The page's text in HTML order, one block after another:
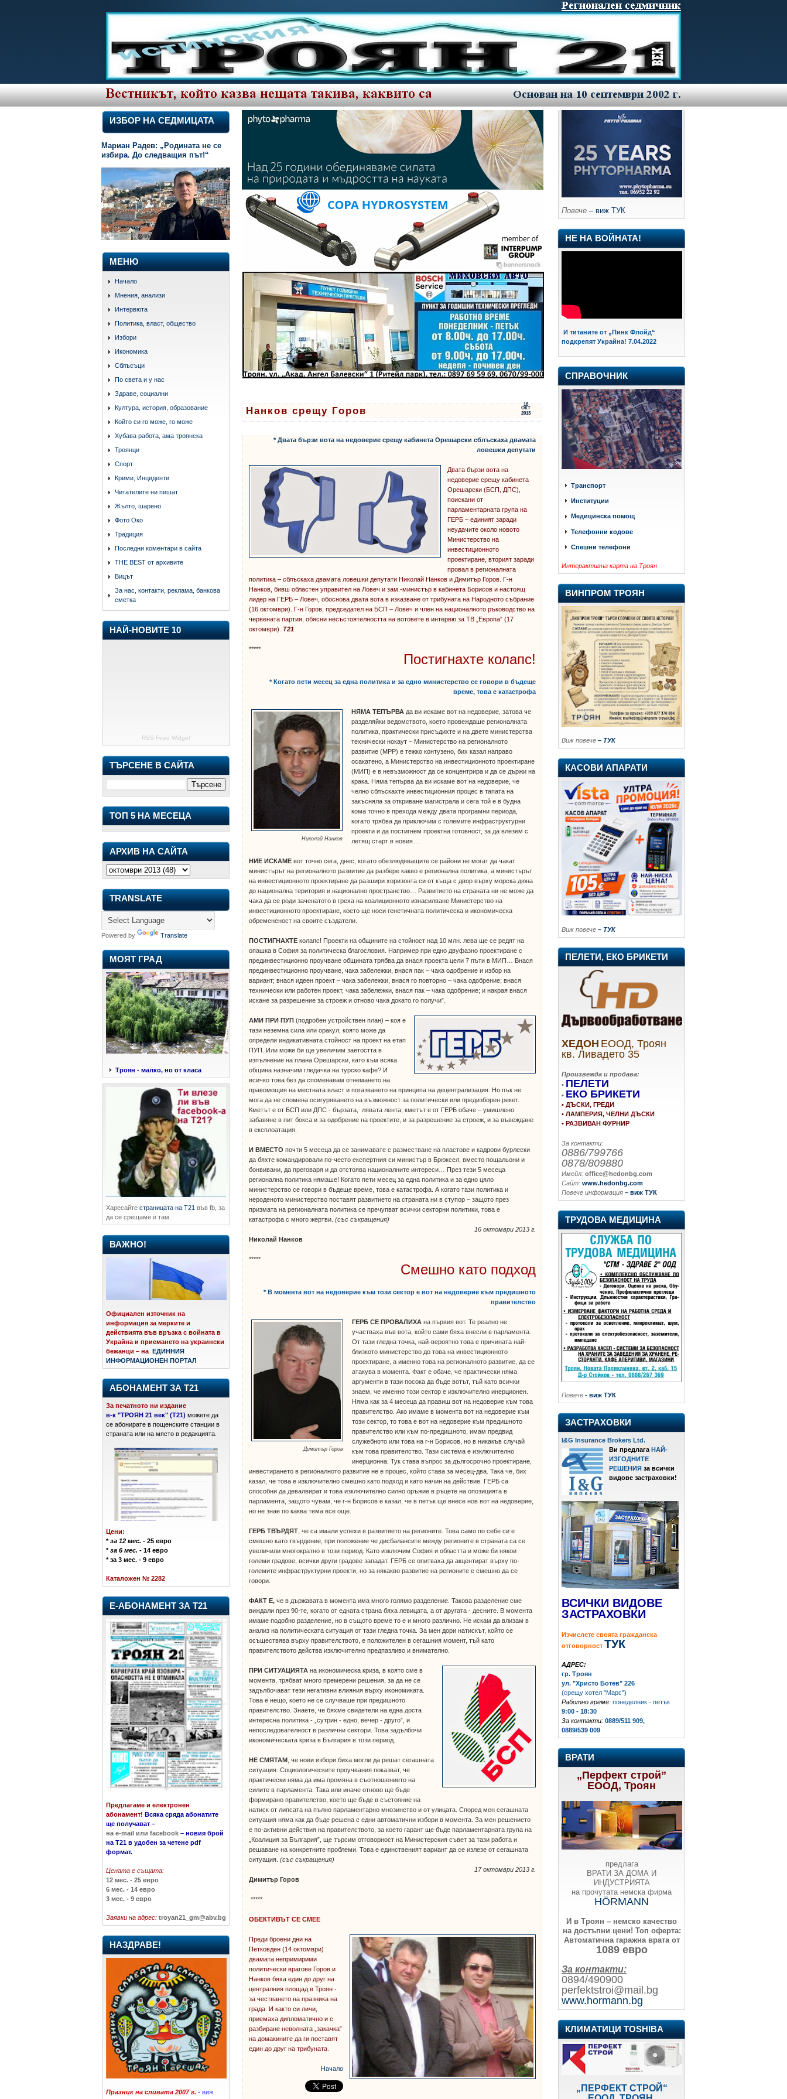
ИЗБОР НА СЕДМИЦАТА
Мариан Радев: „Родината не се
избира. До следващия път!“
МЕНЮ
Начало
Мнения, анализи
Интервюта
Политика, власт, общество
Избори
Икономика
Сблъсъци
По света и у нас
Здраве, социални
Култура, история, образование
Който си го може, го може
Хубава работа, ама троянска
Троянци
Спорт
Крими, Инциденти
Читателите ни пишат
Жълто, шарено
Фото Око
Традиция
Последни коментари в сайта
THE BEST от архивите
Вицът
За нас, контакти, реклама, банкова
сметка
НАЙ-НОВИТЕ 10
RSS Feed Widget
ТЪРСЕНЕ В САЙТА
ТОП 5 НА МЕСЕЦА
АРХИВ НА САЙТА
TRANSLATE
Powered by Translate
МОЯТ ГРАД
Троян - малко, но от класа
Харесайте страницата на Т21 във fb, за
да се срещаме и там.
ВАЖНО!
Официален източник на
информация за мерките и
действията във връзка с войната в
Украйна и приемането на украински
бежанци – на ЕДИННИЯ
ИНФОРМАЦИОНЕН ПОРТАЛ
АБОНАМЕНТ ЗА Т21
За печатното ни издание
в-к "ТРОЯН 21 век" (Т21) можете да
се абонирате в пощенските станции в
страната или на място в редакцията.
Цени:
*за 12 мес. - 25 евро
*за 6 мес. - 14 евро
* за 3 мес. - 9 евро
Каталожен № 2282
Е-АБОНАМЕНТ ЗА Т21
Предлагаме и електронен
абонамент! Всяка сряда абонатите
ще получават –
на e-mail или facebook – новия брой
на Т21 в удобен за четене pdf
формат.
Цената е същата:
12 мес. - 25 евро
6 мес. - 14 евро
3 мес. - 9 евро
Заявки на адрес: troyan21_gm@abv.bg
НАЗДРАВЕ!
Празник на сливата 2007 г. - виж
18
ОКТ
2013
Нанков срещу Горов
* Двата бързи вота на недоверие срещу кабинета Орешарски сблъскаха двамата
ловешки депутати
Двата бързи вота на
недоверие срещу кабинета
Орешарски (БСП, ДПС),
поискани от
парламентарната група на
ГЕРБ – единият заради
неудачите около новото
Министерство на
инвестиционното
проектиране, вторият заради
провал в регионалната
политика – сблъскаха двамата ловешки депутати Николай Нанков и Димитър Горов. Г-н
Нанков, бивш областен управител на Ловеч и зам.-министър в кабинета Борисов и настоящ
лидер на ГЕРБ – Ловеч, обоснова двата вота в изказване от трибуната на Народното събрание
(16 октомври). Г-н Горов, председател на БСП – Ловеч и член на националното ръководство на
червената партия, обясни несъстоятелността на вотовете в интервю за ТВ „Европа” (17
октомври). Т21
*****
Постигнахте колапс!
* Когато пети месец за една политика и за едно министерство се говори в бъдеще
време, това е катастрофа
Николай Нанков
НЯМА ТЕПЪРВА да ви искаме вот на недоверие, затова че
разделяйки ведомството, което провеждаше регионалната
политика, практически присъдихте и на двете министерства
технически нокаут – Министерство на регионалното
развитие (МРР) е тежко контузено, бих казал направо
осакатено, а Министерство на инвестиционното проектиране
(МИП) е в невъзможност да се концентрира и да се държи на
крака. Няма тепърва да ви искаме вот на недоверие, че
челно сблъскахте инвестиционния процес в тапата на
закъсняла за откриване магистрала и сега той е в будна
кома точно в прехода между двата програмни периода,
когато трябва да приключим с големите инфраструктурни
проекти и да постигнем проектна готовност, за да влезем с
летящ старт в новия…
НИЕ ИСКАМЕ вот точно сега, днес, когато обезлюдяващите се райони не могат да чакат
министърът на регионалното развитие да разбере какво е регионална политика, а министърът
на инвестиционното проектиране да разшири хоризонта си от къща с двор върху морска дюна
до национална територия и национално пространство… Развитието на страната ни не може да
чака да се роди заченатото в греха на коалиционното изнасилване Министерство на
инвестиционното проектиране, което ще носи генетичната политическа и икономическа
обремененост на своите създатели.
ПОСТИГНАХТЕ колапс! Проекти на общините на стойност над 10 млн. лева ще се редят на
опашка в София за политическа благословия. Например при едно двуфазно проектиране с
прединвестиционно проучване общината трябва да внася проекта цели 7 пъти в МИП… Внася
прединвестиционно проучване, чака забележки, внася пак – чака одобрение и избор на
вариант; внася идеен проект – чака забележки, внася го повторно – чака одобрение; внася
технически или работен проект, чака забележки, внася пак – чака одобрение; и накрая внася
искане за разрешение за строеж и отново чака докато го получи”.
АМИ ПРИ ПУП (подробен устройствен план) – коя е
тази неземна сила или оракул, която може да
определи индикативната стойност на проект на етап
ПУП. Или може би ще увеличим заетостта в
изпълнение на плана Орешарски, като към всяка
община назначим гледачка на турско кафе? И
всичко това без да споменавам отнемането на
правомощия на местната власт и погазването на принципа на децентрализация. Но пък не
мога да не спомена осигуряването на възможност за политически или предизборен рекет.
Кметът е от БСП или ДПС - бързата, лявата лента; кметът е от ГЕРБ обаче – умишлено
забавяне в пит бокса и за одобрение на проектите, и за разрешение за строеж, и за въвеждане
в експлоатация.
И ВМЕСТО почти 5 месеца да се занимавате с разместване на пластове и кадрови бурлески
да бяхте командировали по-често експертния си министър в Брюксел, вместо пощальони и
бонвивани, да преговаря и да отстоява националните интереси… През тези 5 месеца
регионална политика нямаше! Когато пети месец за една политика и за едно цяло
министерство се говори в бъдеще време, това е катастрофа. А когато тази политика и
нероденото министерство поставят развитието на страната ни в ступор – защото през
призмата на регионалната политика се пречупват всички секторни политики, това е
катастрофа с много жертви.(със съкращения)
16 октомври 2013 г.
Николай Нанков
*****
Смешно като подход
* В момента вот на недоверие към този сектор е вот на недоверие към предишното
правителство
Димитър Горов
ГЕРБ СЕ ПРОВАЛИХА на първия вот. Те реално не
участваха във вота, който сами бяха внесли в парламента.
От тази гледна точка, най-вероятно това е причината най-
близкото министерство до това на инвестиционното
проектиране, а именно това на регионалното развитие, да се
атакува в момента. Факт е обаче, че практически няма
аргументи в тази посока да бъде вотът, тъй като всички
знаем, че именно този сектор е изключително инерционен.
Няма как за 4 месеца да правиш вот на недоверие към това
правителство. Ако имаме в момента вот на недоверие към
този сектор, то това е вот на недоверие към предишното
правителство или към по-предишното, имам предвид
служебното или това на г-н Борисов, но в никакъв случай
към това правителство. Тази система е изключително
инерционна. Тук става въпрос за дългосрочно проектиране,
инвестирането в регионалното развитие не е процес, който става за месец-два. Така че, бих
казал, че това е изключително смешно като подход и като начин на действие. ГЕРБ са
способни да девалвират и това изключително силно оръжие в ръцете на опозицията в
парламента, защото чувам, че г-н Борисов е казал, че в петък ще внесе нов вот на недоверие,
но не знае по каква тема все още.
ГЕРБ ТВЪРДЯТ , че са имали успехи в развитието на регионите. Това само по себе си е
смешно като твърдение, при положение че дисбалансите между регионите в страната са се
увеличили многократно в този период. Като изключим София и областта и може би някои
големи градове, всички други градове западат. ГЕРБ се опитваха да акцентират върху по-
големите инфраструктурни проекти, но за някакво развитие на регионите е смешно да се
говори.
ФАКТ Е, че в държавата в момента има много голямо разделение. Такова разделение сме
виждали през 90-те, когато от едната страна бяха левицата, а от другата - десните. В момента
имаме подобно разделение, но в същото време то е и много различно. Не искам да влизам в
анализ на политическата ситуация от тази гледна точка. За мен дори натискът, който се
осъществява върху правителството, е положителен в сегашния момент, тъй като
правителството действа изключително предпазливо и внимателно.
ПРИ СИТУАЦИЯТА на икономическа криза, в която сме в
момента, трябват много премерени решения, за да не се
задълбочават тези негативни влияния върху икономиката.
Това е нещо, което не се случваше при предишното
правителство. Знаете, че бяхме свидетели на една доста
интересна политика - „сутрин - едно, вечер - друго”, и
непоследователност в различни сектори. Това задълбочи
икономическата криза в България в този период.
НЕ СМЯТАМ , че нови избори биха могли да решат сегашната
ситуация. Социологическите проучвания показват, че
практически няма да има промяна в съотношението на
силите в парламента. Така или иначе отново ще бъде
формирано правителство, което ще бъде в състояние на
натиск от липсата на пълно парламентарно мнозинство и от улицата. Според мен сегашната
ситуация няма как да бъде решена с едни автоматични избори в момента. За мен решението
е по-активни действия на правителството, за което гарант ще бъде парламентарната група на
„Коалиция за България”, ще търсим отговорност на Министерския съвет за тази работа и
решаване на конкретните проблеми. Това е единственият вариант да се излезе от сегашната
ситуация.(със съкращения)
17 октомври 2013 г.
Димитър Горов
*****
ОБЕКТИВЪТ СЕ СМЕЕ
Преди броени дни на
Петковден (14 октомври)
двамата непримирими
политически врагове Горов и
Нанков бяха един до друг на
централния площад в Троян -
за честването на празника на
града. И както си личи,
приемаха дипломатично и с
разбиране неволната „закачка”
на домакините да ги поставят
един до друг на трибуната.
Начало
Повече – виж ТУК
НЕ НА ВОЙНАТА!
И титаните от „Пинк Флойд“
подкрепят Украйна! 7.04.2022
СПРАВОЧНИК
Транспорт
Институции
Медицинска помощ
Телефонни кодове
Спешни телефони
Интерактивна карта на Троян
ВИНПРОМ ТРОЯН
Виж повече – ТУК
КАСОВИ АПАРАТИ
Виж повече – ТУК
ПЕЛЕТИ, ЕКО БРИКЕТИ
ХЕДОН ЕООД, Троян
кв. Ливадето 35
Произвежда и продава:
• ПЕЛЕТИ
• ЕКО БРИКЕТИ
• ДЪСКИ, ГРЕДИ
• ЛАМПЕРИЯ, ЧЕЛНИ ДЪСКИ
• РАЗВИВАН ФУРНИР
За контакти:
0886/799766
0878/809880
Имейл: office@hedonbg.com
Сайт: www.hedonbg.com
Повече информация – виж ТУК
ТРУДОВА МЕДИЦИНА
Повече - виж ТУК
ЗАСТРАХОВКИ
I&G Insurance Brokers Ltd.
Ви предлага НАЙ-
ИЗГОДНИТЕ
РЕШЕНИЯ за всички
видове застраховки!
ВСИЧКИ ВИДОВЕ
ЗАСТРАХОВКИ
Изчислете своята гражданска
отговорност ТУК
АДРЕС:
гр. Троян
ул. "Христо Ботев" 226
(срещу хотел "Марс")
Работно време: понеделник - петък
9:00 - 18:30
За контакти: 0889/511 909,
0889/539 009
ВРАТИ
„Перфект строй”
ЕООД, Троян
предлага
ВРАТИ ЗА ДОМА И
ИНДУСТРИЯТА
на прочутата немска фирма
HÖRMANN
И в Троян – немско качество
на достъпни цени! Топ оферта:
Автоматична гаражна врата от
1089 евро
За контакти:
0894/490900
perfektstroi@mail.bg
www.hormann.bg
КЛИМАТИЦИ TOSHIBA
„ПЕРФЕКТ СТРОЙ“